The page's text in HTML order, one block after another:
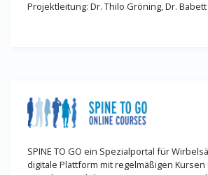
Projektleitung: Dr. Thilo Gröning, Dr.
SPINE TO GO ein Spezialportal für
digitale Plattform mit regelmäßigen Kursen